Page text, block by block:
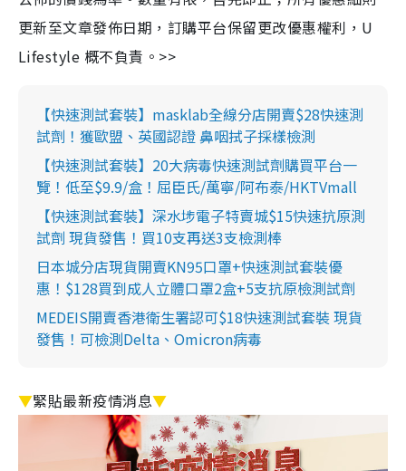
更新至文章發佈日期，訂購平台保留更改優惠權利，U
Lifestyle 概不負責。>>
【快速測試套裝】masklab全線分店開賣$28快速測
試劑！獲歐盟、英國認證 鼻咽拭子採樣檢測
【快速測試套裝】20大病毒快速測試劑購買平台一
覽！低至$9.9/盒！屈臣氏/萬寧/阿布泰/HKTVmall
【快速測試套裝】深水埗電子特賣城$15快速抗原測
試劑 現貨發售！買10支再送3支檢測棒
日本城分店現貨開賣KN95口罩+快速測試套裝優
惠！$128買到成人立體口罩2盒+5支抗原檢測試劑
MEDEIS開賣香港衛生署認可$18快速測試套裝 現貨
發售！可檢測Delta、Omicron病毒
▼緊貼最新疫情消息▼